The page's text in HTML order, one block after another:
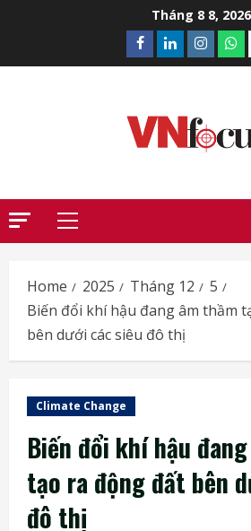
Tháng 8 8, 2026
Facebook
Linkedin
Primary
Home 2025 Tháng 12
5
Biến đổi khí hậu đang âm thầm
bên dưới các siêu đô thị
Climate Change
Biến đổi khí hậu
tạo ra động đất bên
đô thị